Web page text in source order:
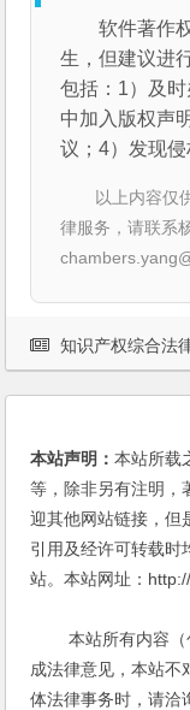
软件著作
生，但建议进
包括：1）及
中加入版权声
议；4）发现侵
以上内容仅
律服务，请联系
知识产权综合法
本站声明：本站所载
等，除非另有注明，
迎其他网站链接，但
引用及经许可转载时
站。本站网址：
本站所有内容（包
成法律意见，本站不
体法律事务时，请洽